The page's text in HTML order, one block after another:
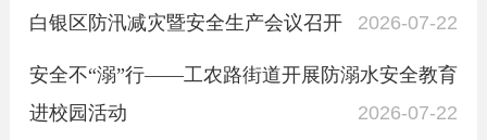
白银区防汛减灾暨安全生产会议召开 2026-07-22
安全不“溺”行——工农路街道开展防溺水安全教育
进校园活动
2026-07-22